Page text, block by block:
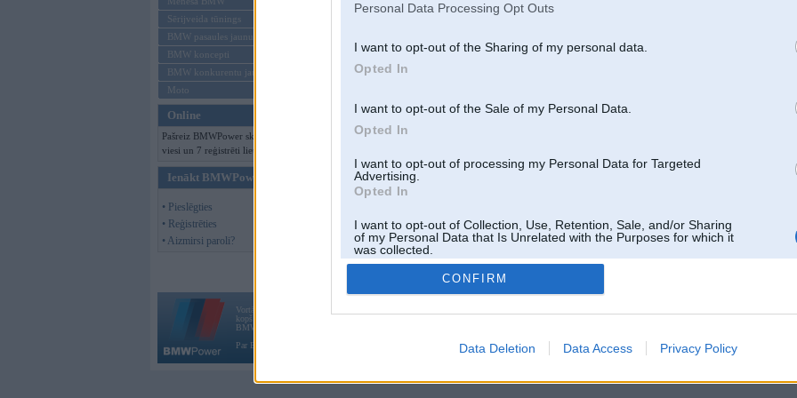
Personal Data Processing Opt Outs
I want to opt-out of the Sharing of my personal data.
Opted In
I want to opt-out of the Sale of my Personal Data.
Opted In
I want to opt-out of processing my Personal Data for Targeted
Advertising.
Opted In
I want to opt-out of Collection, Use, Retention, Sale, and/or Sharing
of my Personal Data that Is Unrelated with the Purposes for which it
was collected.
Opted Out
CONFIRM
Data Deletion Data Access Privacy Policy
Sērijveida tūnings
BMW pasaules jaunumi
BMW koncepti
BMW konkurentu jaunumi
Moto
Online
Pašreiz BMWPower skatās 126
viesi un 7 reģistrēti lietotāji.
Ienākt BMWPower
• Pieslēgties
• Reģistrēties
• Aizmirsi paroli?
Vortāls BMWPower.lv darbojas
kopš 2002. gada 14. maija. Tas nav auto klubs un nav saistīts ar
BMW AG.
Par BMWPower